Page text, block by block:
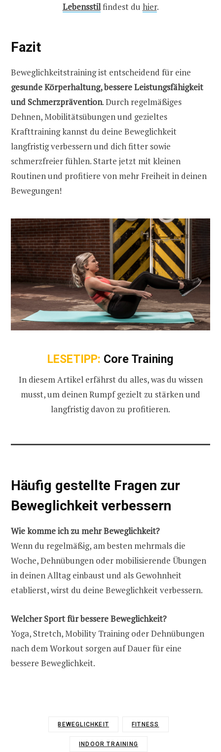
Lebensstilfindest du hier.
Fazit
Beweglichkeitstraining ist entscheidend für eine
gesunde Körperhaltung, bessere Leistungsfähigkeit
und Schmerzprävention. Durch regelmäßiges
Dehnen, Mobilitätsübungen und gezieltes
Krafttraining kannst du deine Beweglichkeit
langfristig verbessern und dich fitter sowie
schmerzfreier fühlen. Starte jetzt mit kleinen
Routinen und profitiere von mehr Freiheit in deinen
Bewegungen!
LESETIPP: Core Training
In diesem Artikel erfährst du alles, was du wissen
musst, um deinen Rumpf gezielt zu stärken und
langfristig davon zu profitieren.
Häufig gestellte Fragen zur
Beweglichkeit verbessern
Wie komme ich zu mehr Beweglichkeit?
Wenn du regelmäßig, am besten mehrmals die
Woche, Dehnübungen oder mobilisierende Übungen
in deinen Alltag einbaust und als Gewohnheit
etablierst, wirst du deine Beweglichkeit verbessern.
Welcher Sport für bessere Beweglichkeit?
Yoga, Stretch, Mobility Training oder Dehnübungen
nach dem Workout sorgen auf Dauer für eine
bessere Beweglichkeit.
BEWEGLICHKEIT FITNESS
INDOOR TRAINING